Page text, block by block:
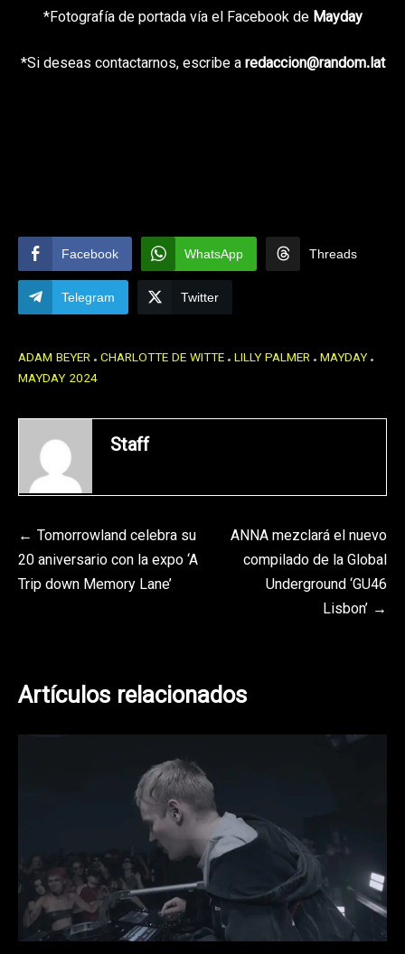
*Fotografía de portada vía el Facebook de Mayday
*Si deseas contactarnos, escribe aredaccion@random.lat
Facebook WhatsApp Threads
Telegram Twitter
ADAM BEYER CHARLOTTE DE WITTE LILLY PALMER MAYDAY
MAYDAY 2024
Staff
Navegación
de
Tomorrowland celebra su
20 aniversario con la expo ‘A
Trip down Memory Lane’
ANNA mezclará el nuevo
compilado de la Global
Underground ‘GU46
Lisbon’
Artículos relacionados